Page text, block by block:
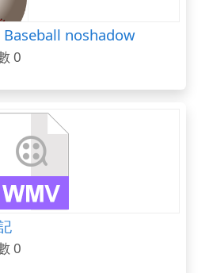
noshadow
0
0